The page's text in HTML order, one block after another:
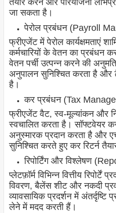
तैयार करने और परियोजना
जा सकता है।
पेरोल प्रबंधन (Payroll
फ्रीएजेंट में पेरोल कार्यक्षमताएं
कर्मचारियों के वेतन का प्रबंधन
वेतन पर्ची उत्पन्न करने की
अनुपालन सुनिश्चित करता है और
है।
कर प्रबंधन (Tax
फ्रीएजेंट वैट, स्व-मूल्यांकन और
स्वचालित करता है। सॉफ्टवेयर
अनुस्मारक प्रदान करता है और
सुनिश्चित करते हुए कर रिटर्न
रिपोर्टिंग और विश्लेषण
प्लेटफ़ॉर्म विभिन्न वित्तीय
विवरण, बैलेंस शीट और नकदी
व्यावसायिक प्रदर्शन में अंतर्दृष्टि
लेने में मदद करती हैं।